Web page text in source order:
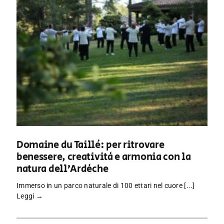
Domaine du Taillé: per ritrovare
benessere, creatività e armonia con la
natura dell’Ardèche
Immerso in un parco naturale di 100 ettari nel cuore [...]
Leggi →